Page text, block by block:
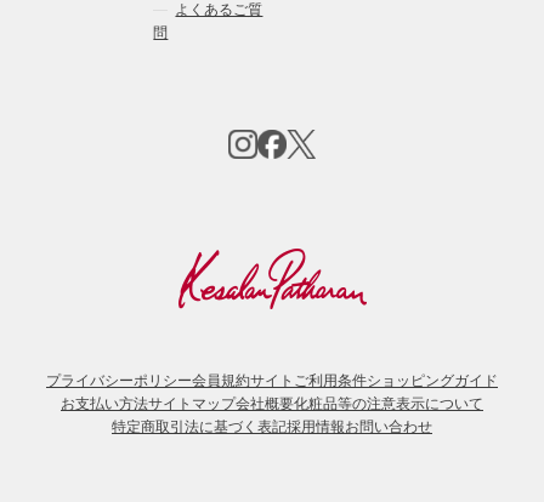
よくあるご質
問
プライバシーポリシー会員規約サイトご利用条件ショッピングガイド
お支払い方法サイトマップ会社概要化粧品等の注意表示について
特定商取引法に基づく表記採用情報お問い合わせ